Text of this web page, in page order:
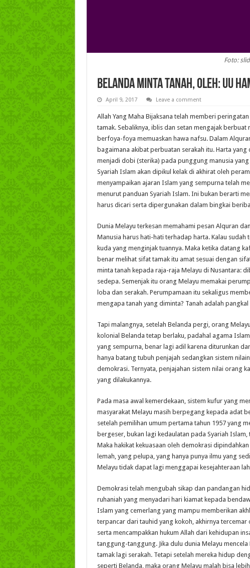
Foto:
Belanda Minta Tanah, Oleh: UU
April 9, 2017 Leave a comment
Allah Yang Maha Bijaksana telah memberi
tamak. Sebaliknya, iblis dan setan mengajak
berfoya-foya memuaskan hawa nafsu. Dalam
bagaimana akibat perbuatan serakah itu. Harta
menjadi dobi (sterika) pada punggung manusia
Syariah Islam akan dipikul kelak di akhirat oleh
menyampaikan ajaran Islam yang sempurna telah
menurut panduan Syariah Islam. Ini bukan berarti
harus dicari serta dipergunakan dalam bingkai
Dunia Melayu terkesan memahami pesan Alquran
Manusia harus hati-hati terhadap harta. Kalau
kuda yang menginjak tuannya. Maka ketika datang
benar melihat sifat tamak itu amat sesuai dengan
minta tanah kepada raja-raja Melayu di Nusantara:
sedepa. Semenjak itu orang Melayu memakai
loba dan serakah. Perumpamaan itu sekaligus
mengapa tanah yang diminta? Tanah adalah
Tapi malangnya, setelah Belanda pergi, orang
kolonial Belanda tetap berlaku, padahal agama
yang sempurna, benar lagi adil karena diturunkan
hanya batang tubuh penjajah sedangkan sistem
demokrasi. Ternyata, penjajahan sistem nilai orang
yang dilakukannya.
Pada masa awal kemerdekaan, sistem kufur yang
masyarakat Melayu masih berpegang kepada adat
setelah pemilihan umum pertama tahun 1957 yang
bergeser, bukan lagi kedaulatan pada Syariah
Maka hakikat kekuasaan oleh demokrasi
lemah, yang pelupa, yang hanya punya ilmu yang
Melayu tidak dapat lagi menggapai kesejahteraan
Demokrasi telah mengubah sikap dan pandangan
ruhaniah yang menyadari hari kiamat kepada
Islam yang cemerlang yang mampu memberikan
terpancar dari tauhid yang kokoh, akhirnya
serta mencampakkan hukum Allah dari kehidupan
tanggung-tanggung. Jika dulu dunia Melayu
tamak lagi serakah. Tetapi setelah mereka hidup
seperti Belanda, maka orang Melayu malah bisa